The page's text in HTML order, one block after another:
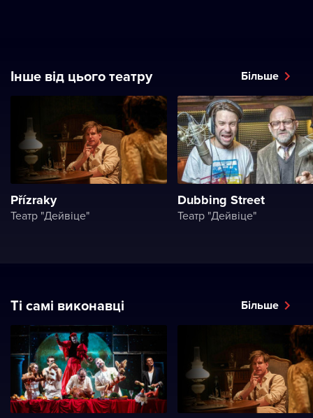
Інше від цього театру Більше
Přízraky
Театр "Дейвіце"
Dubbing Street
Театр "Дейвіце"
Ті самі виконавці Більше